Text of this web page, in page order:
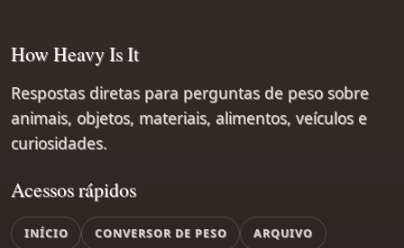
Acessos rápidos
INÍCIO CONVERSOR DE PESO ARQUIVO
How Heavy Is It
Respostas diretas para perguntas de peso sobre
animais, objetos, materiais, alimentos, veículos e
curiosidades.